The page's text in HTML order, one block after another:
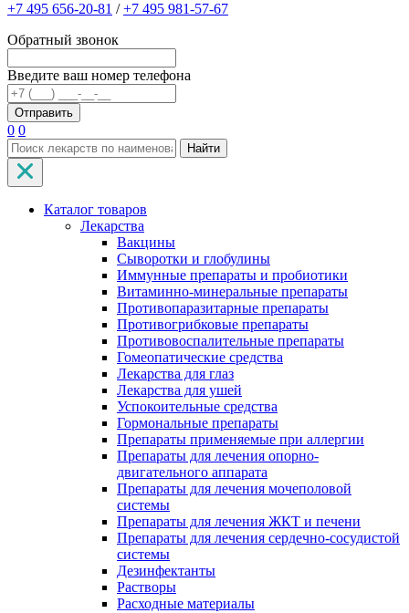
+7 495 656-20-81 /+7 495 981-57-67
Обратный звонок
Введите ваш номер телефона
0 0
Найти
Каталог товаров
Лекарства
Вакцины
Сыворотки и глобулины
Иммунные препараты и пробиотики
Витаминно-минеральные препараты
Противопаразитарные препараты
Противогрибковые препараты
Противовоспалительные препараты
Гомеопатические средства
Лекарства для глаз
Лекарства для ушей
Успокоительные средства
Гормональные препараты
Препараты применяемые при аллергии
Препараты для лечения опорно-
двигательного аппарата
Препараты для лечения мочеполовой
системы
Препараты для лечения ЖКТ и печени
Препараты для лечения сердечно-сосудистой
системы
Дезинфектанты
Растворы
Расходные материалы